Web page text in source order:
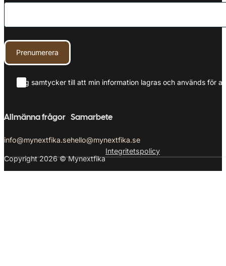
Prenumerera
Jag samtycker till att min information lagras och används för
Allmänna frågor
info@mynextfika.se
Samarbete
hello@mynextfika.se
Copyright 2026 © Mynextfika
Integritetspolicy